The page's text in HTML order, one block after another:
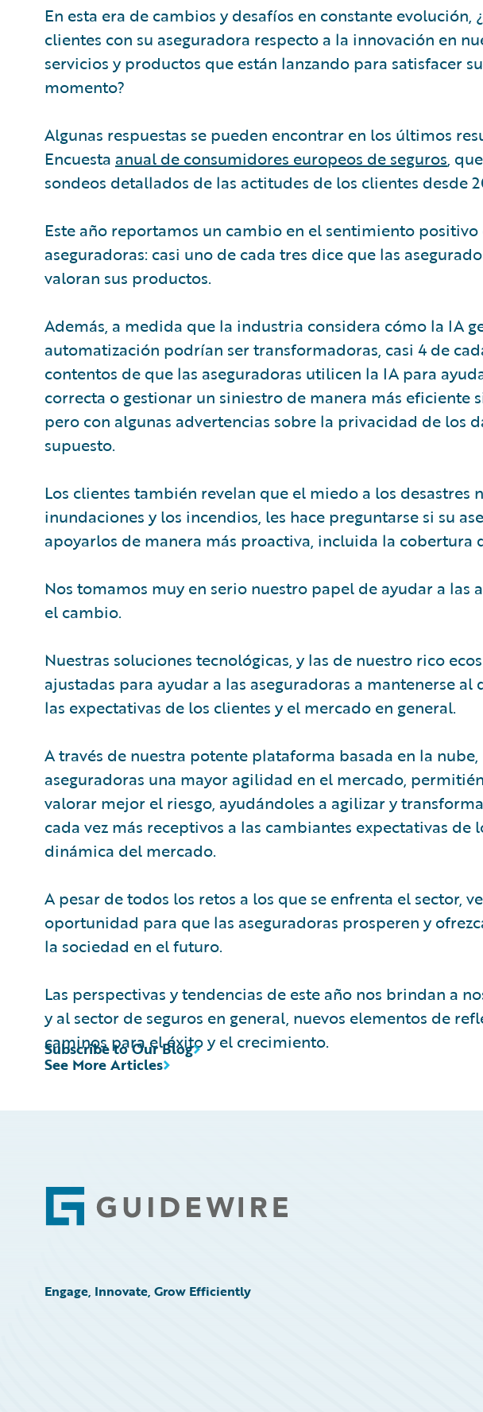
En esta era de cambios y desafíos en constante evolución,
clientes con su aseguradora respecto a la innovación en
servicios y productos que están lanzando para satisfacer
momento?
Algunas respuestas se pueden encontrar en los últimos
Encuesta anual de consumidores europeos de seguros,
sondeos detallados de las actitudes de los clientes desde
Este año reportamos un cambio en el sentimiento positivo
aseguradoras: casi uno de cada tres dice que las
valoran sus productos.
Además, a medida que la industria considera cómo la IA
automatización podrían ser transformadoras, casi 4 de
contentos de que las aseguradoras utilicen la IA para
correcta o gestionar un siniestro de manera más eficiente
pero con algunas advertencias sobre la privacidad de los
supuesto.
Los clientes también revelan que el miedo a los desastres
inundaciones y los incendios, les hace preguntarse si su
apoyarlos de manera más proactiva, incluida la cobertura
Nos tomamos muy en serio nuestro papel de ayudar a las
el cambio.
Nuestras soluciones tecnológicas, y las de nuestro rico
ajustadas para ayudar a las aseguradoras a mantenerse
las expectativas de los clientes y el mercado en general.
A través de nuestra potente plataforma basada en la
aseguradoras una mayor agilidad en el mercado,
valorar mejor el riesgo, ayudándoles a agilizar y
cada vez más receptivos a las cambiantes expectativas de
dinámica del mercado.
A pesar de todos los retos a los que se enfrenta el sector,
oportunidad para que las aseguradoras prosperen y
la sociedad en el futuro.
Las perspectivas y tendencias de este año nos brindan a
y al sector de seguros en general, nuevos elementos de
caminos para el éxito y el crecimiento.
See More Articles
Subscribe to Our Blog
Footer
Engage, Innovate, Grow Efficiently